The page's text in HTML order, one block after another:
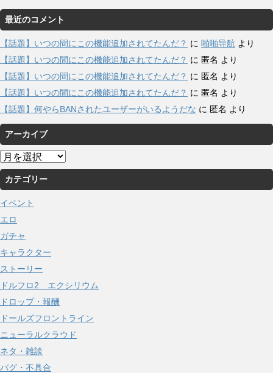
最近のコメント
【話題】いつの間にこの機能追加されてたんだ？ に 啪啪导航 より
【話題】いつの間にこの機能追加されてたんだ？ に 匿名 より
【話題】いつの間にこの機能追加されてたんだ？ に 匿名 より
【話題】いつの間にこの機能追加されてたんだ？ に 匿名 より
【話題】何やらBANされたユーザーがいるようだな に 匿名 より
アーカイブ
ア
ー
カ
イ
ブ
カテゴリー
イベント
エロ
ガチャ
キャラクター
ストーリー
ドルフロ2 エクシリウム
ドロップ・報酬
ドールズフロントライン
ニューラルクラウド
ネタ・雑談
バグ・不具合